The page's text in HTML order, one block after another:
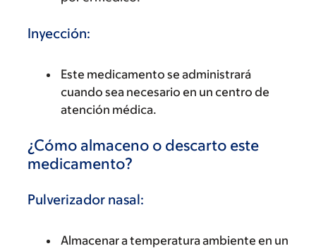
Inyección:
Este medicamento se administrará
cuando sea necesario en un centro de
atención médica.
¿Cómo almaceno o descarto este
medicamento?
Pulverizador nasal:
Almacenar a temperatura ambiente en un